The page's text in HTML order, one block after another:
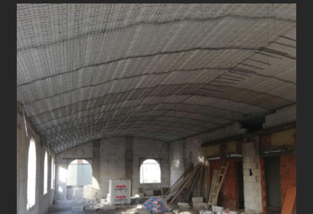
ÇATI UYGULAMALARI